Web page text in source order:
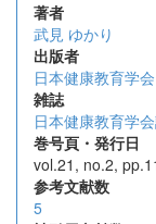
著者
武見 ゆかり
出版者
日本健康教育学会
雑誌
日本健康教育学
巻号頁・発行日
vol.21, no.2,
参考文献数
5